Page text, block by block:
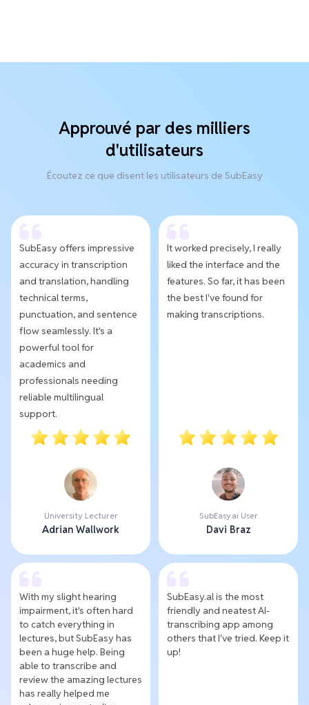
Approuvé par des milliers
d'utilisateurs
Écoutez ce que disent les utilisateurs de SubEasy
SubEasy offers impressive
accuracy in transcription
and translation, handling
technical terms,
punctuation, and sentence
flow seamlessly. It's a
powerful tool for
academics and
professionals needing
reliable multilingual
support.
University Lecturer
Adrian Wallwork
It worked precisely, I really
liked the interface and the
features. So far, it has been
the best I've found for
making transcriptions.
SubEasy.ai User
Davi Braz
With my slight hearing
impairment, it's often hard
to catch everything in
lectures, but SubEasy has
been a huge help. Being
able to transcribe and
review the amazing lectures
has really helped me
SubEasy.al is the most
friendly and neatest AI-
transcribing app among
others that I've tried. Keep it
up!